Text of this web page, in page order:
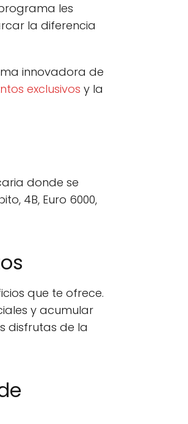
les
la diferencia
innovadora de
exclusivos y la
donde se
4B, Euro 6000,
que te ofrece.
y acumular
disfrutas de la